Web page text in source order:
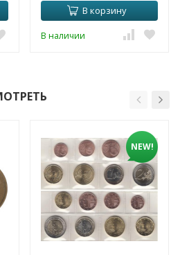
В корзину
В наличии
NEW!